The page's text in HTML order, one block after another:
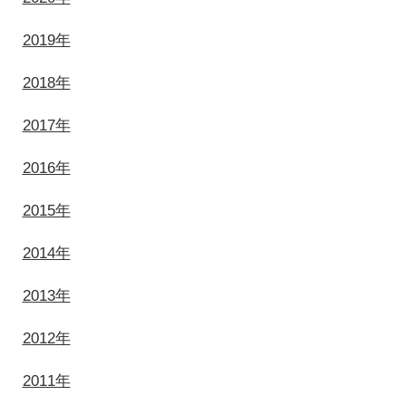
2019年
2018年
2017年
2016年
2015年
2014年
2013年
2012年
2011年